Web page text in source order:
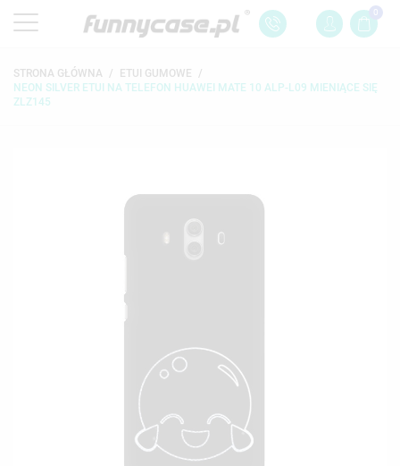
0
STRONA GŁÓWNA
ETUI GUMOWE
NEON SILVER ETUI NA TELEFON HUAWEI MATE 10 ALP-L09 MIENIĄCE SIĘ
ZLZ145